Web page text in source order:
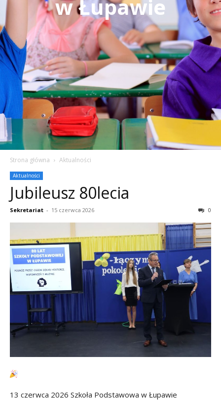
w Łupawie
Strona główna Aktualności
Aktualności
Jubileusz 80lecia
Sekretariat - 15 czerwca 2026 0
13 czerwca 2026 Szkoła Podstawowa w Łupawie